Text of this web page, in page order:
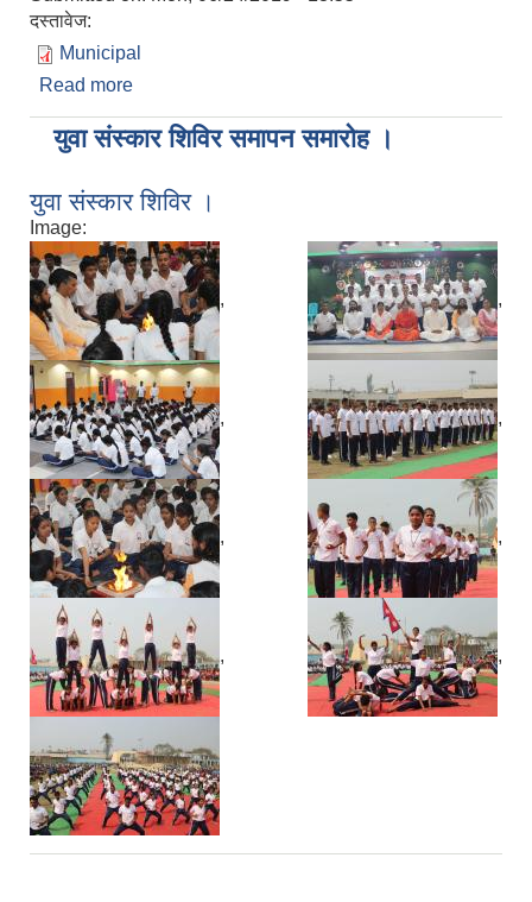
दस्तावेज:
Municipal
Read more
युवा संस्कार शिविर समापन समारोह ।
युवा संस्कार शिविर ।
Image:
, ,
, ,
, ,
, ,